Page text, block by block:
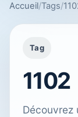
Accueil/Tags/
Tag
1102
Découvrez